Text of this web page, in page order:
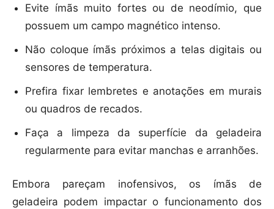
Evite ímãs muito fortes ou de neodímio, que
possuem um campo magnético intenso.
Não coloque ímãs próximos a telas digitais ou
sensores de temperatura.
Prefira fixar lembretes e anotações em murais
ou quadros de recados.
Faça a limpeza da superfície da geladeira
regularmente para evitar manchas e arranhões.
Embora pareçam inofensivos, os ímãs de
geladeira podem impactar o funcionamento dos